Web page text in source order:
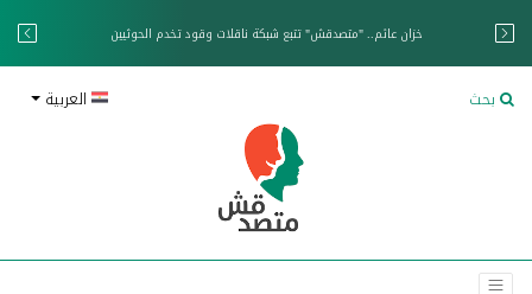
خزان عائم.. "متصدقش" تتبع شبكة ناقلات وقود تخدم الحوثيين
بحث العربية